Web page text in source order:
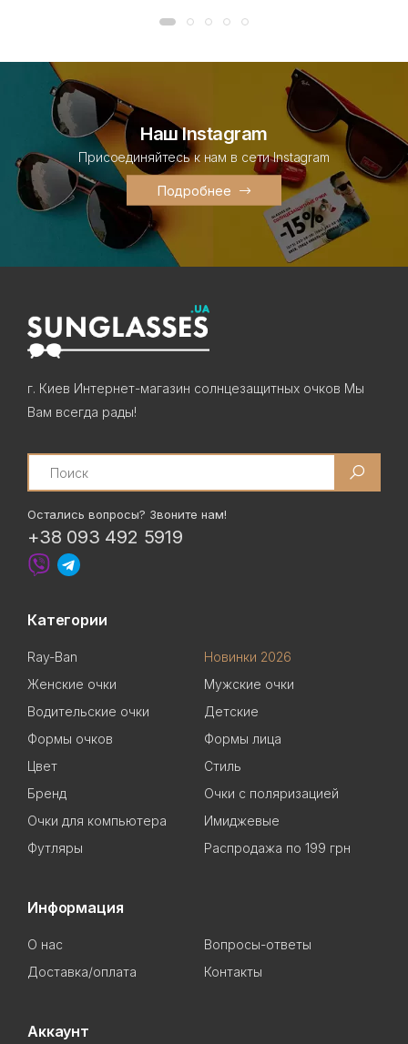
Наш Instagram
Присоединяйтесь к нам в сети Instagram
Подробнее
г. Киев Интернет-магазин солнцезащитных очков Мы
Вам всегда рады!
Search
Остались вопросы? Звоните нам!
+38 093 492 5919
Категории
Ray-Ban
Новинки 2026
Женские очки
Мужские очки
Водительские очки
Детские
Формы очков
Формы лица
Цвет
Стиль
Бренд
Очки с поляризацией
Очки для компьютера
Имиджевые
Футляры
Распродажа по 199 грн
Информация
О нас
Вопросы-ответы
Доставка/оплата
Контакты
Аккаунт